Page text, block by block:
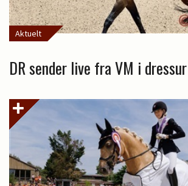
Aktuelt
DR sender live fra VM i dressur